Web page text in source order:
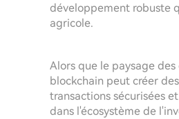
développement robuste
agricole.
Alors que le paysage
blockchain peut créer
transactions sécurisées
dans l'écosystème de